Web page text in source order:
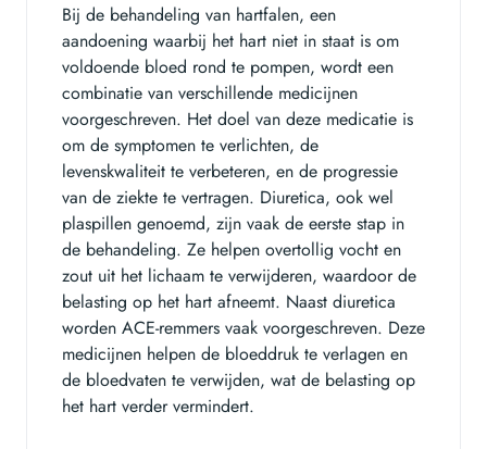
Bij de behandeling van hartfalen, een
aandoening waarbij het hart niet in staat is om
voldoende bloed rond te pompen, wordt een
combinatie van verschillende medicijnen
voorgeschreven. Het doel van deze medicatie is
om de symptomen te verlichten, de
levenskwaliteit te verbeteren, en de progressie
van de ziekte te vertragen. Diuretica, ook wel
plaspillen genoemd, zijn vaak de eerste stap in
de behandeling. Ze helpen overtollig vocht en
zout uit het lichaam te verwijderen, waardoor de
belasting op het hart afneemt. Naast diuretica
worden ACE-remmers vaak voorgeschreven. Deze
medicijnen helpen de bloeddruk te verlagen en
de bloedvaten te verwijden, wat de belasting op
het hart verder vermindert.